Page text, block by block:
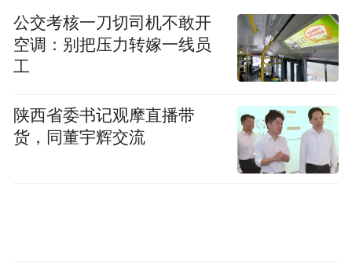
洪水是在6月24日上午漫进县城的。前一晚，
县里各部门分片区在防洪堤上值守。榕江县
体育训练中心主任唐龙带着60多人，用沙
多，洪水从都柳江漫出，冲破了围挡。
几乎每年汛期，榕江人都要与洪水打照面。
公交考核一刀切司机不敢开
空调：别把压力转嫁一线员
工
陕西省委书记观摩直播带
货，同董宇辉交流